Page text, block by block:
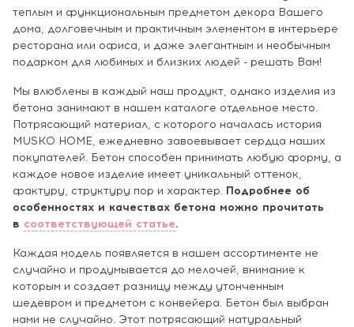
теплым и функциональным предметом декора Вашего
дома, долговечным и практичным элементом в интерьере
ресторана или офиса, и даже элегантным и необычным
подарком для любимых и близких людей - решать Вам!
Мы влюблены в каждый наш продукт, однако изделия из
бетона занимают в нашем каталоге отдельное место.
Потрясающий материал, с которого началась история
MUSKO HOME, ежедневно завоевывает сердца наших
покупателей. Бетон способен принимать любую форму, а
каждое новое изделие имеет уникальный оттенок,
фактуру, структуру пор и характер. Подробнее об
особенностях и качествах бетона можно прочитать
в соответствующей статье.
Каждая модель появляется в нашем ассортименте не
случайно и продумывается до мелочей, внимание к
которым и создает разницу между утонченным
шедевром и предметом с конвейера. Бетон был выбран
нами не случайно. Этот потрясающий натуральный